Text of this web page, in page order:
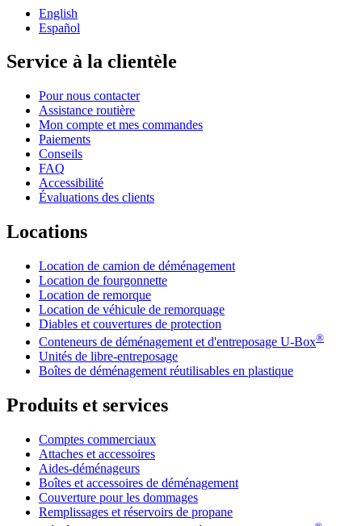
English
Español
Service à la clientèle
Pour nous contacter
Assistance routière
Mon compte et mes commandes
Paiements
Conseils
FAQ
Accessibilité
Évaluations des clients
Locations
Location de camion de déménagement
Location de fourgonnette
Location de remorque
Location de véhicule de remorquage
Diables et couvertures de protection
Conteneurs de déménagement et d'entreposage U-Box®
Unités de libre-entreposage
Boîtes de déménagement réutilisables en plastique
Produits et services
Comptes commerciaux
Attaches et accessoires
Aides-déménageurs
Boîtes et accessoires de déménagement
Couverture pour les dommages
Remplissages et réservoirs de propane